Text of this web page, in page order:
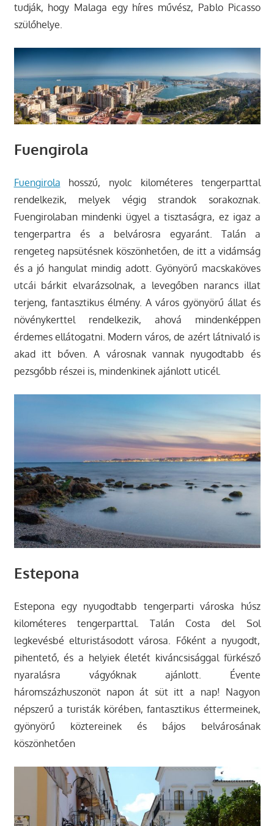
tudják, hogy Malaga egy híres művész, Pablo Picasso
szülőhelye.
Fuengirola
Fuengirola hosszú, nyolc kilométeres tengerparttal
rendelkezik, melyek végig strandok sorakoznak.
Fuengirolaban mindenki ügyel a tisztaságra, ez igaz a
tengerpartra és a belvárosra egyaránt. Talán a
rengeteg napsütésnek köszönhetően, de itt a vidámság
és a jó hangulat mindig adott. Gyönyörű macskaköves
utcái bárkit elvarázsolnak, a levegőben narancs illat
terjeng, fantasztikus élmény. A város gyönyörű állat és
növénykerttel rendelkezik, ahová mindenképpen
érdemes ellátogatni. Modern város, de azért látnivaló is
akad itt bőven. A városnak vannak nyugodtabb és
pezsgőbb részei is, mindenkinek ajánlott uticél.
Estepona
Estepona egy nyugodtabb tengerparti városka húsz
kilométeres tengerparttal. Talán Costa del Sol
legkevésbé elturistásodott városa. Főként a nyugodt,
pihentető, és a helyiek életét kiváncsisággal fürkésző
nyaralásra vágyóknak ajánlott. Évente
háromszázhuszonöt napon át süt itt a nap! Nagyon
népszerű a turisták körében, fantasztikus éttermeinek,
gyönyörű köztereinek és bájos belvárosának
köszönhetően